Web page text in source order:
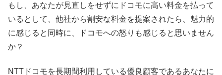
もし、あなたが見直しをせずにドコモに高い料金を払って
いるとして、他社から割安な料金を提案されたら、魅力的
に感じると同時に、ドコモへの怒りも感じると思いません
か？
NTTドコモを長期間利用している優良顧客であるあなたに